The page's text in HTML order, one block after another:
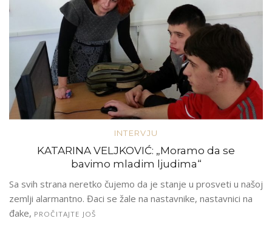
INTERVJU
KATARINA VELJKOVIĆ: „Moramo da se
bavimo mladim ljudima“
Sa svih strana neretko čujemo da je stanje u prosveti u našoj
zemlji alarmantno. Đaci se žale na nastavnike, nastavnici na
đake, PROČITAJTE JOŠ